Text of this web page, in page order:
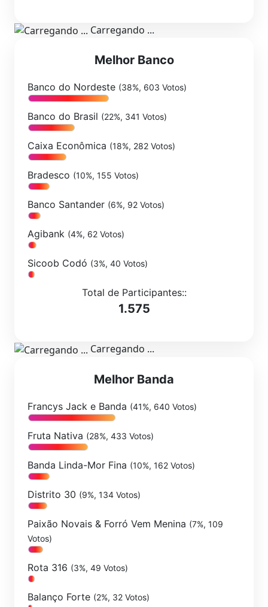
Carregando ...
Melhor Banco
Banco do Nordeste (38%, 603 Votos)
Banco do Brasil (22%, 341 Votos)
Caixa Econômica (18%, 282 Votos)
Bradesco (10%, 155 Votos)
Banco Santander (6%, 92 Votos)
Agibank (4%, 62 Votos)
Sicoob Codó (3%, 40 Votos)
Total de Participantes::
1.575
Carregando ...
Melhor Banda
Francys Jack e Banda (41%, 640 Votos)
Fruta Nativa (28%, 433 Votos)
Banda Linda-Mor Fina (10%, 162 Votos)
Distrito 30 (9%, 134 Votos)
Paixão Novais & Forró Vem Menina (7%, 109
Votos)
Rota 316 (3%, 49 Votos)
Balanço Forte (2%, 32 Votos)